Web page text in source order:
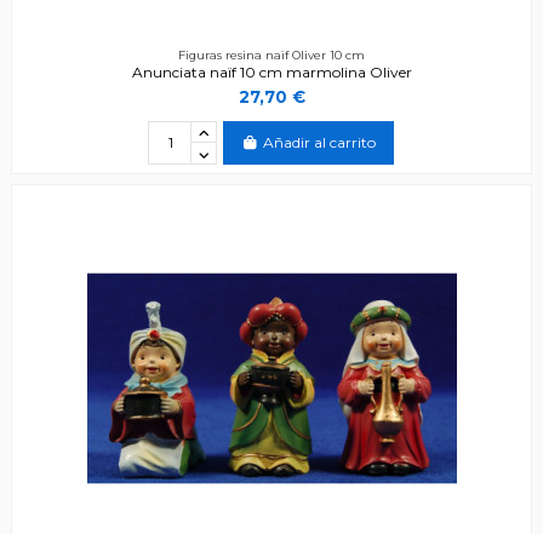
Figuras resina naïf Oliver 10 cm
Anunciata naïf 10 cm marmolina Oliver
27,70 €
Añadir al carrito